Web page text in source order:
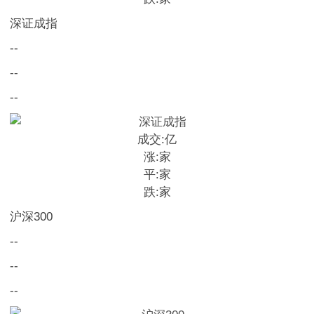
深证成指
--
--
--
成交:亿
涨:家
平:家
跌:家
沪深300
--
--
--